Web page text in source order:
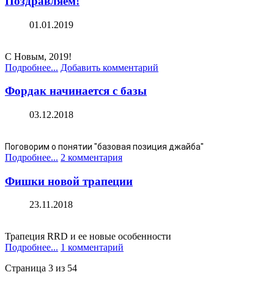
01.01.2019
С Новым, 2019!
Подробнее... Добавить комментарий
Фордак начинается с базы
03.12.2018
Поговорим о понятии "базовая позиция джайба"
Подробнее... 2 комментария
Фишки новой трапеции
23.11.2018
Трапеция RRD и ее новые особенности
Подробнее... 1 комментарий
Страница 3 из 54